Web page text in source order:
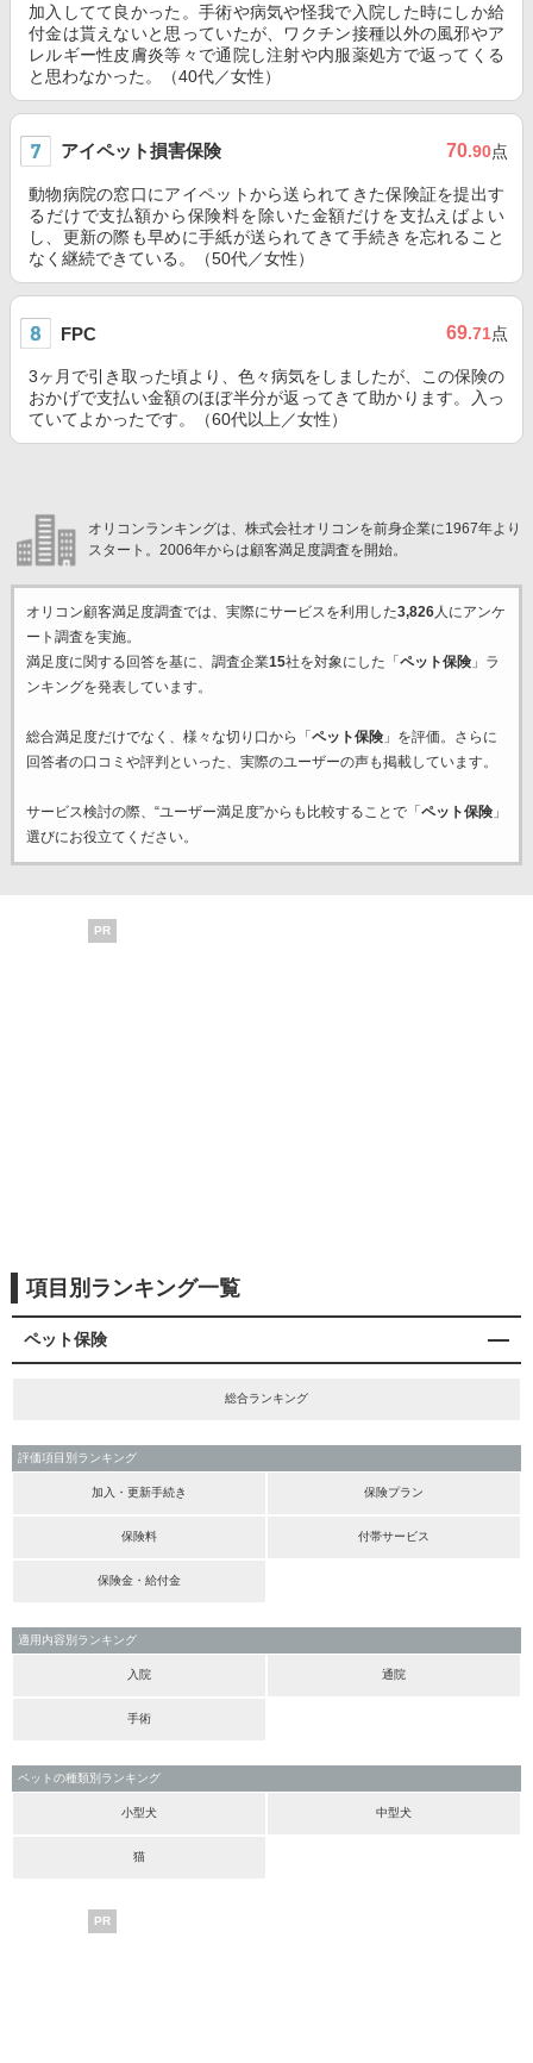
加入してて良かった。手術や病気や怪我で入院した時にしか給
付金は貰えないと思っていたが、ワクチン接種以外の風邪やア
レルギー性皮膚炎等々で通院し注射や内服薬処方で返ってくる
と思わなかった。（40代／女性）
アイペット損害保険 70.90点
動物病院の窓口にアイペットから送られてきた保険証を提出す
るだけで支払額から保険料を除いた金額だけを支払えばよい
し、更新の際も早めに手紙が送られてきて手続きを忘れること
なく継続できている。（50代／女性）
FPC 69.71点
3ヶ月で引き取った頃より、色々病気をしましたが、この保険の
おかげで支払い金額のほぼ半分が返ってきて助かります。入っ
ていてよかったです。（60代以上／女性）
オリコンランキングは、株式会社オリコンを前身企業に1967年より
スタート。2006年からは顧客満足度調査を開始。
オリコン顧客満足度調査では、実際にサービスを利用した3,826人にアンケ
ート調査を実施。
満足度に関する回答を基に、調査企業15社を対象にした「 ペット保険」ラ
ンキングを発表しています。
総合満足度だけでなく、様々な切り口から「 ペット保険」を評価。さらに
回答者の口コミや評判といった、実際のユーザーの声も掲載しています。
サービス検討の際、“ユーザー満足度”からも比較することで「 ペット保険」
選びにお役立てください。
PR
項目別ランキング一覧
ペット保険
総合ランキング
評価項目別ランキング
加入・更新手続き 保険プラン
保険料 付帯サービス
保険金・給付金
適用内容別ランキング
入院 通院
手術
ペットの種類別ランキング
小型犬 中型犬
猫
PR